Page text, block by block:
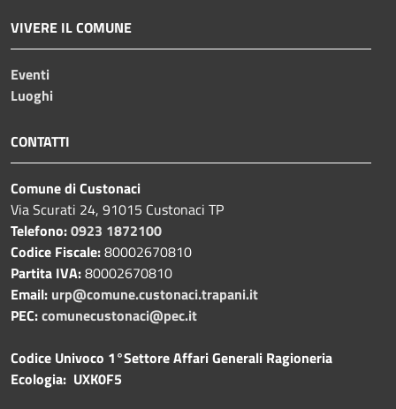
VIVERE IL COMUNE
Eventi
Luoghi
CONTATTI
Comune di Custonaci
Via Scurati 24, 91015 Custonaci TP
Telefono:0923 1872100
Codice Fiscale:80002670810
Partita IVA:80002670810
Email: urp@comune.custonaci.trapani.it
PEC:comunecustonaci@pec.it
Codice Univoco 1°Settore Affari Generali Ragioneria
Ecologia: UXK0F5